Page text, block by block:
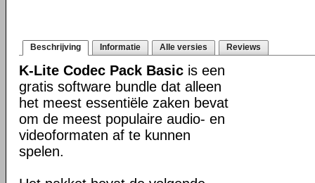
Beschrijving Informatie Alle versies Reviews
K-Lite Codec Pack Basic is een
gratis software bundle dat alleen
het meest essentiële zaken bevat
om de meest populaire audio- en
videoformaten af te kunnen
spelen.